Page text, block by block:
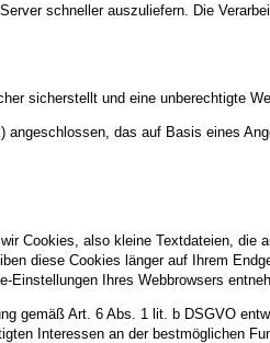
schneller auszuliefern. Die
sicherstellt und eine unberechtigte
das auf Basis eines
Cookies, also kleine Textdateien, die
diese Cookies länger auf Ihrem
Ihres Webbrowsers
gemäß Art. 6 Abs. 1 lit. b DSGVO
Interessen an der bestmöglichen